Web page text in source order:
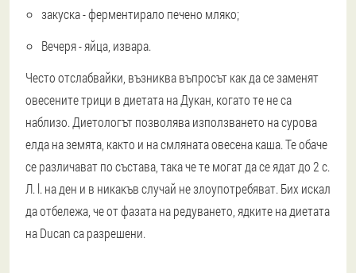
закуска - ферментирало печено мляко;
Вечеря - яйца, извара.
Често отслабвайки, възниква въпросът как да се заменят
овесените трици в диетата на Дукан, когато те не са
наблизо. Диетологът позволява използването на сурова
елда на земята, както и на смляната овесена каша. Те обаче
се различават по състава, така че те могат да се ядат до 2 с.
Л. l. на ден и в никакъв случай не злоупотребяват. Бих искал
да отбележа, че от фазата на редуването, ядките на диетата
на Ducan са разрешени.